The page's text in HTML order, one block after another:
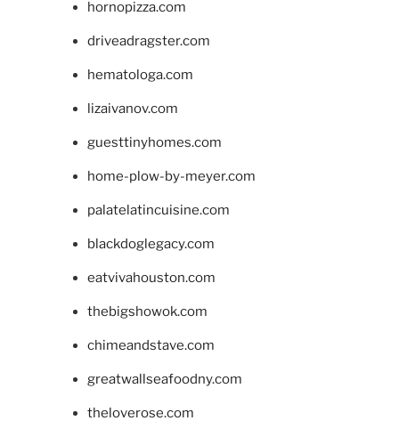
hornopizza.com
driveadragster.com
hematologa.com
lizaivanov.com
guesttinyhomes.com
home-plow-by-meyer.com
palatelatincuisine.com
blackdoglegacy.com
eatvivahouston.com
thebigshowok.com
chimeandstave.com
greatwallseafoodny.com
theloverose.com